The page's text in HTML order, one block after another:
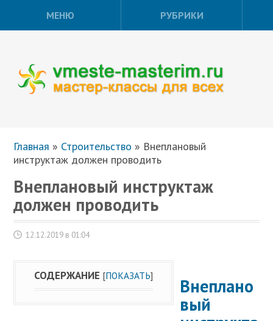
МЕНЮ РУБРИКИ
Главная » Строительство » Внеплановый
инструктаж должен проводить
Внеплановый инструктаж
должен проводить
12.12.2019 в 01:04
СОДЕРЖАНИЕ [ПОКАЗАТЬ]
Внеплано
вый